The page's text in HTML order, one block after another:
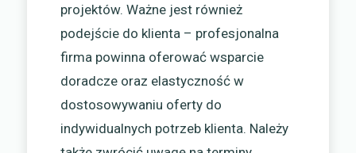
projektów. Ważne jest również
podejście do klienta – profesjonalna
firma powinna oferować wsparcie
doradcze oraz elastyczność w
dostosowywaniu oferty do
indywidualnych potrzeb klienta. Należy